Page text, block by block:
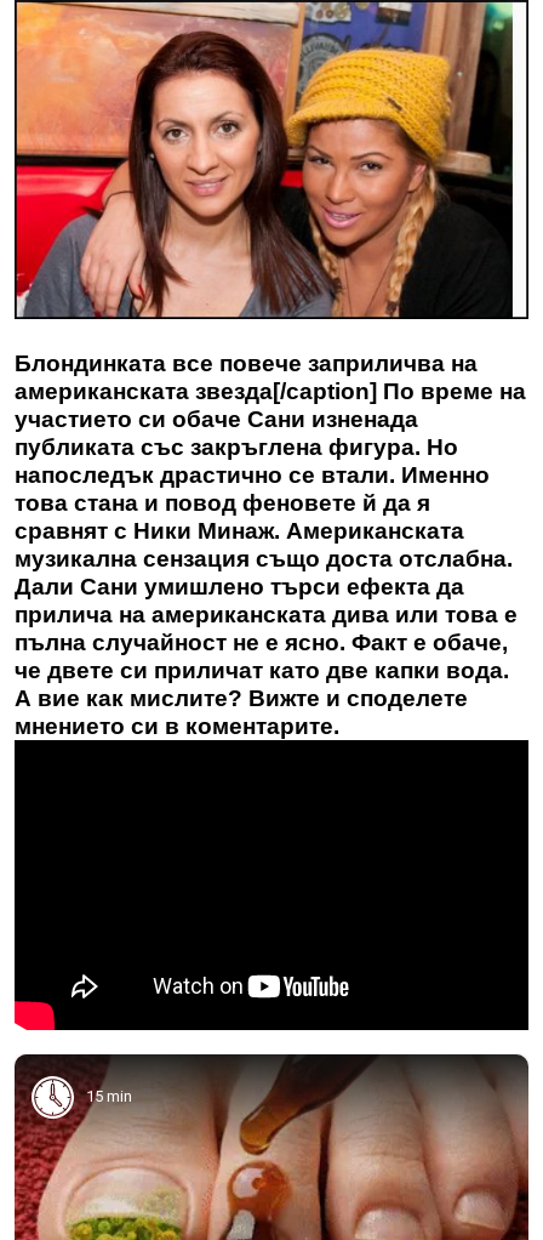
Блондинката все повече заприличва на
американската звезда[/caption] По време на
участието си обаче Сани изненада
публиката със закръглена фигура. Но
напоследък драстично се втали. Именно
това стана и повод феновете й да я
сравнят с Ники Минаж. Американската
музикална сензация също доста отслабна.
Дали Сани умишлено търси ефекта да
прилича на американската дива или това е
пълна случайност не е ясно. Факт е обаче,
че двете си приличат като две капки вода.
А вие как мислите? Вижте и споделете
мнението си в коментарите.
15 min